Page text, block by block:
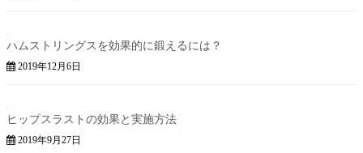
ハムストリングスを効果的に鍛えるには？
2019年12月6日
ヒップスラストの効果と実施方法
2019年9月27日